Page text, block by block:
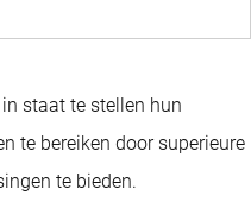
staat te stellen hun
te bereiken door superieure
te bieden.